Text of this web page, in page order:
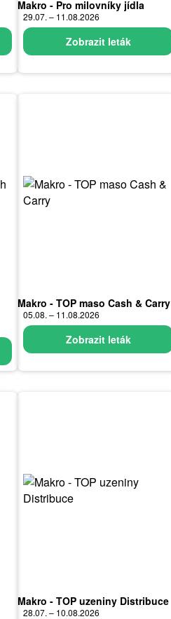
Makro - Pro milovníky jídla
29.07. – 11.08.2026
Zobrazit leták
Makro - TOP maso Cash & Carry
05.08. – 11.08.2026
Zobrazit leták
Makro - TOP uzeniny Distribuce
28.07. – 10.08.2026